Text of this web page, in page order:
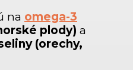
na omega-3
plody) a
(orechy,